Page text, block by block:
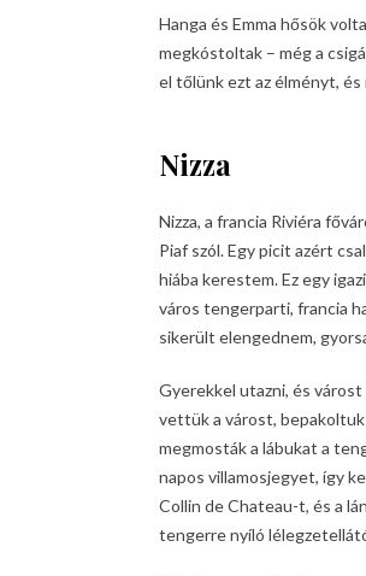
Hanga és Emma hősök
megkóstoltak – még a
el tőlünk ezt az élményt,
Nizza
Nizza, a francia Riviéra
Piaf szól. Egy picit azért
hiába kerestem. Ez egy
város tengerparti, francia
sikerült elengednem,
Gyerekkel utazni, és
vettük a várost, bepakoltuk
megmosták a lábukat a
napos villamosjegyet, így
Collin de Chateau-t, és a
tengerre nyíló